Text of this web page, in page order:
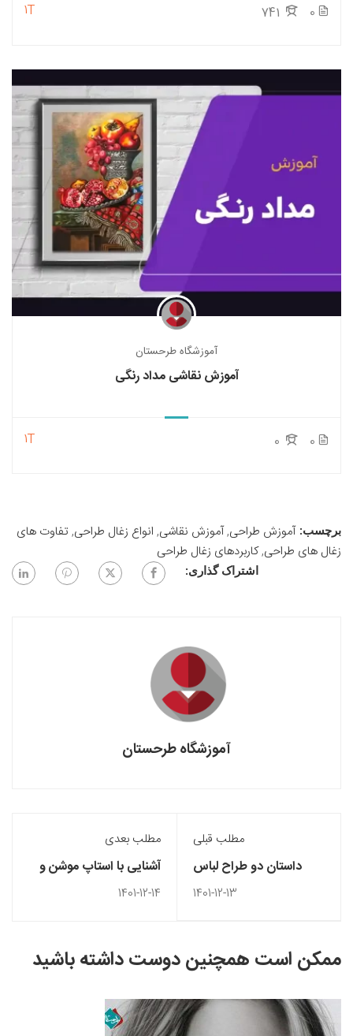
0
1T
آموزشگاه طرحستان
آموزش نقاشی مداد رنگی
0
1T
برچسب: آموزش طراحی,آموزش نقاشی, انواع زغال طراحی, تفاوت های
زغال های طراحی,کاربردهای زغال طراحی
اشتراک گذاری:
آموزشگاه طرحستان
مطلب قبلی
داستان دو طراح لباس
دولچه و گابانا
1401-12-13
مطلب بعدی
آشنایی با استاپ موشن و
انواع آن
1401-12-14
ممکن است همچنین دوست داشته باشید